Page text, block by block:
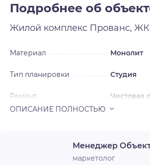
однокомнатных студий 18 кв. м до
комнатных квартир площадью 111
Подробнее об
Жилой комплекс Прованс, ЖК
Материал Монолит
Тип планировки Студия
Ремонт Чистовая
Менеджер
маркетолог